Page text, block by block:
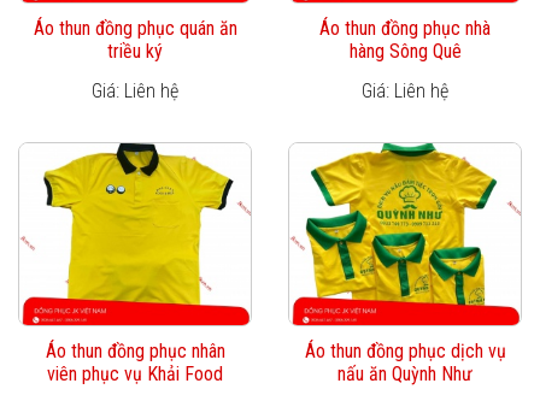
Áo thun đồng phục quán ăn
triều ký
Giá: Liên hệ
Áo thun đồng phục nhà
hàng Sông Quê
Giá: Liên hệ
Áo thun đồng phục nhân
viên phục vụ Khải Food
Áo thun đồng phục dịch vụ
nấu ăn Quỳnh Như